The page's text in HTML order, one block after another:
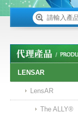
LENSAR
LensAR
The ALLY®